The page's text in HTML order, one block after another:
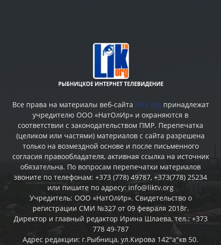
Все права на материалы веб-сайта liktv.org принадлежат
учредителю ООО «НатОлИр» и охраняются в
соответствии с законодательством ПМР. Перепечатка
(целиком или частями) материалов c сайта разрешена
только на возмездной основе и после письменного
согласия правообладателя, активная ссылка на источник
обязательна. По вопросам перепечатки материалов
звоните по телефонам: +373 (778) 49787, +373(778) 25234
или пишите по адресу: info@liktv.org
Учредитель: ООО «НатОлИр». Свидетельство о
регистрации СМИ №327 от 09 февраля 2018г.
Директор и главный редактор Ирина Шлаева, тел.: +373
778 49-787
Адрес редакции: г.Рыбница, ул.Кирова 142"а"кв 50.